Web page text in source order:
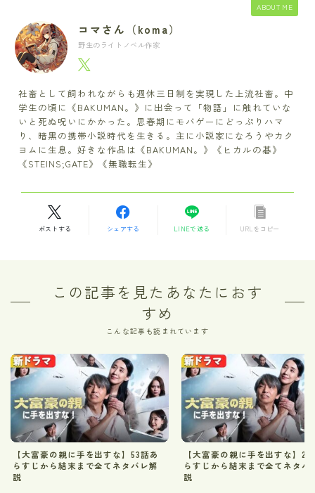
ABOUT ME
コマさん（koma）
野生のライトノベル作家
社畜として飼われながらも週休三日制を実現した上流社畜。中
学生の頃に《BAKUMAN。》に出会って「物語」に触れていな
いと死ぬ呪いにかかった。思春期にモバゲーにどっぷりハマ
り、暗黒の携帯小説時代を生きる。主に小説家になろうやカク
ヨムに生息。好きな作品は《BAKUMAN。》《ヒカルの碁》
《STEINS;GATE》《無職転生》
ポストする シェアする LINEで送る URLをコピー
この記事を見たあなたにおす
すめ
こんな記事も読まれています
【大富豪の親に手を出すな】53話あ
らすじから結末まで全てネタバレ解
説
【大富豪の親に手を出すな】26
らすじから結末まで全てネタバ
説